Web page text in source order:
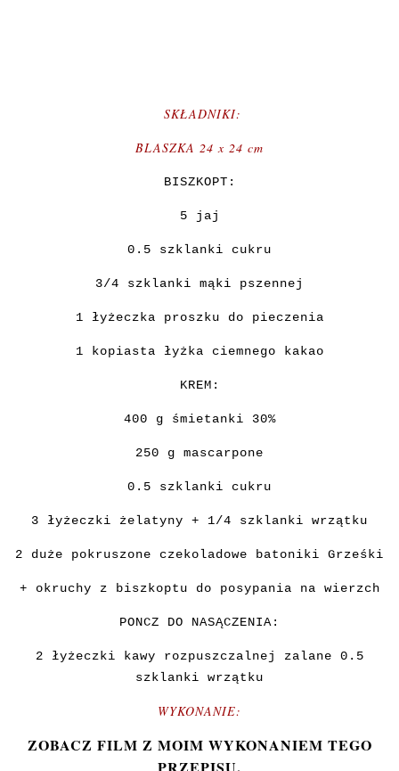
SKŁADNIKI:
BLASZKA 24 x 24 cm
BISZKOPT:
5 jaj
0.5 szklanki cukru
3/4 szklanki mąki pszennej
1 łyżeczka proszku do pieczenia
1 kopiasta łyżka ciemnego kakao
KREM:
400 g śmietanki 30%
250 g mascarpone
0.5 szklanki cukru
3 łyżeczki żelatyny + 1/4 szklanki wrzątku
2 duże pokruszone czekoladowe batoniki Grześki
+ okruchy z biszkoptu do posypania na wierzch
PONCZ DO NASĄCZENIA:
2 łyżeczki kawy rozpuszczalnej zalane 0.5
szklanki wrzątku
WYKONANIE:
ZOBACZ FILM Z MOIM WYKONANIEM TEGO